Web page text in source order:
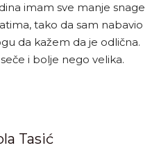
imam sve manje snage
tako da sam nabavio
da kažem da je odlična.
i bolje nego velika.
Tasić